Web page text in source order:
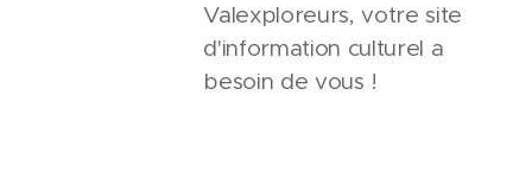
Valexploreurs, votre site
d'information culturel a
besoin de vous !